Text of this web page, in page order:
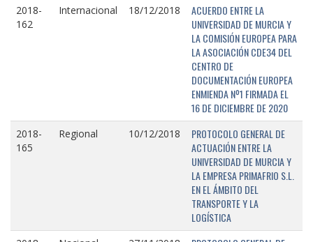
2018-
162
Internacional 18/12/2018
ACUERDO ENTRE LA
UNIVERSIDAD DE MURCIA Y
LA COMISIÓN EUROPEA PARA
LA ASOCIACIÓN CDE34 DEL
CENTRO DE
DOCUMENTACIÓN EUROPEA
ENMIENDA Nº1 FIRMADA EL
16 DE DICIEMBRE DE 2020
2018-
165
Regional 10/12/2018
PROTOCOLO GENERAL DE
ACTUACIÓN ENTRE LA
UNIVERSIDAD DE MURCIA Y
LA EMPRESA PRIMAFRIO S.L.
EN EL ÁMBITO DEL
TRANSPORTE Y LA
LOGÍSTICA